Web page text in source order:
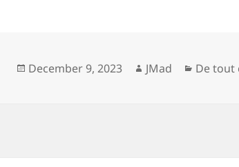
Posted
December 9, 2023 Author
JMad De tout